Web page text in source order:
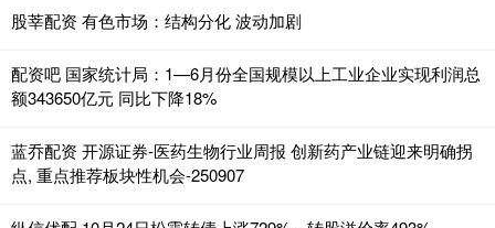
股莘配资 有色市场：结构分化 波动加剧
配资吧 国家统计局：1—6月份全国规模以上工业企业实现利润总
额343650亿元 同比下降18%
蓝乔配资 开源证券-医药生物行业周报 创新药产业链迎来明确拐
点, 重点推荐板块性机会-250907